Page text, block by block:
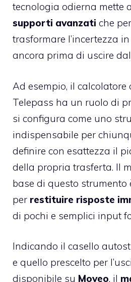
tecnologia odierna mette
supporti avanzati che
trasformare l’incertezza
ancora prima di uscire
Ad esempio, il calcolatore
Telepass ha un ruolo di
si configura come uno
indispensabile per
definire con esattezza il
della propria trasferta. Il
base di questo strumento
per restituire risposte
di pochi e semplici input
Indicando il casello
e quello prescelto per
disponibile su Moveo, il